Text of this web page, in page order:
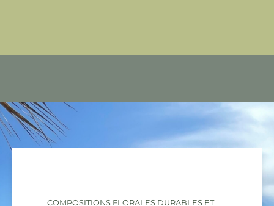
COMPOSITIONS FLORALES DURABLES ET